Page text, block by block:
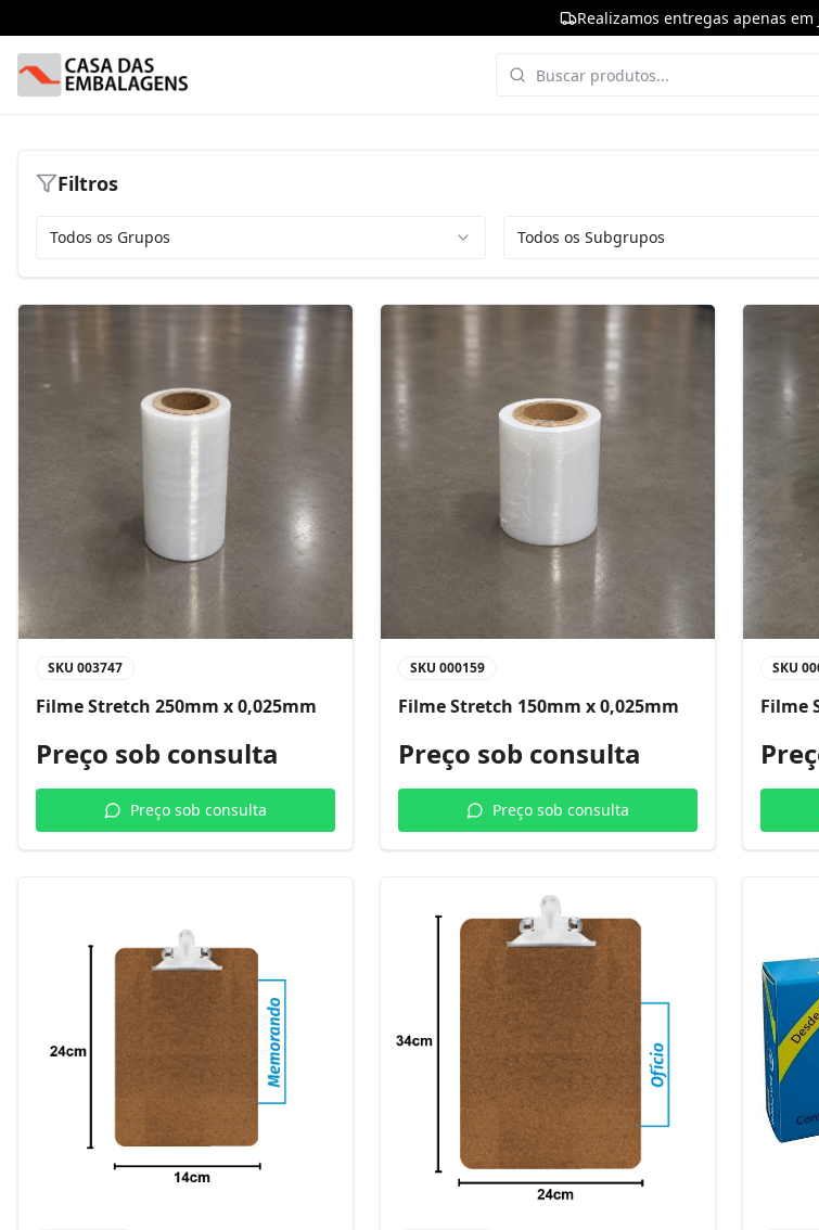
Realizamos entregas apenas em
Filtros
Todos os Grupos Todos os Subgrupos
SKU 003747
Filme Stretch 250mm x 0,025mm
Preço sob consulta
Preço sob consulta
SKU 000159
Filme Stretch 150mm x 0,025mm
Preço sob consulta
Preço sob consulta
SKU
Filme